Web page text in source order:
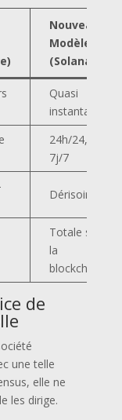
Nouveau
Modèle
(Solana)
Quasi
instantané
24h/24,
7j/7
Dérisoires
Totale sur
la
blockchain
de
une telle
elle ne
les dirige.